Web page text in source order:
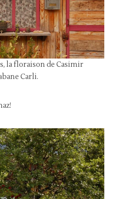
la floraison de Casimir
Carli.